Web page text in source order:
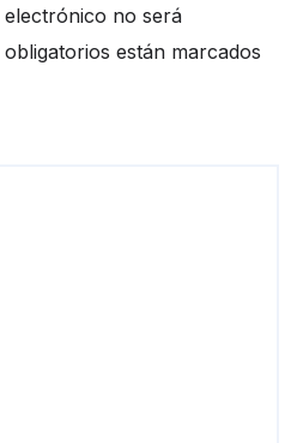
no será
están marcados